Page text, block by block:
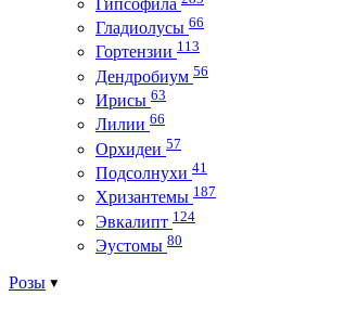
Гладиолусы 66
Гортензии 113
Дендробиум 56
Ирисы 63
Лилии 66
Орхидеи 57
Подсолнухи 41
Хризантемы 187
Эвкалипт 124
Эустомы 80
Розы